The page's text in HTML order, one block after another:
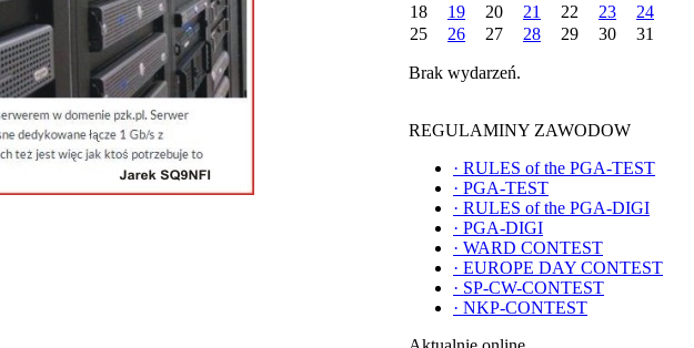
18
19 20 21 22 23
24
25
26 27 28 29 30 31
Brak wydarzeń.
REGULAMINY ZAWODOW
· RULES of the PGA-TEST
· PGA-TEST
· RULES of the PGA-DIGI
· PGA-DIGI
· WARD CONTEST
· EUROPE DAY CONTEST
· SP-CW-CONTEST
· NKP-CONTEST